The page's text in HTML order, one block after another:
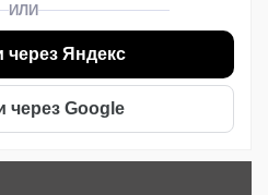
ИЛИ
через Яндекс
через Google